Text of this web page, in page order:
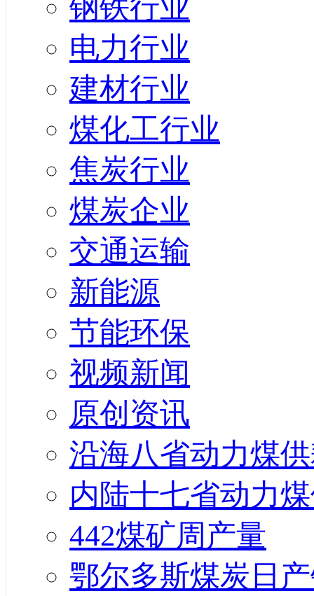
钢铁行业
电力行业
建材行业
煤化工行业
焦炭行业
煤炭企业
交通运输
新能源
节能环保
视频新闻
原创资讯
沿海八省动力煤
内陆十七省动力
442煤矿周产量
鄂尔多斯煤炭日